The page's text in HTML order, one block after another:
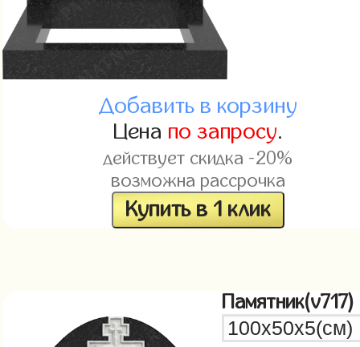
Добавить в корзину
Цена по запросу.
действует скидка -20%
возможна рассрочка
Купить в 1 клик
Памятник(v717)